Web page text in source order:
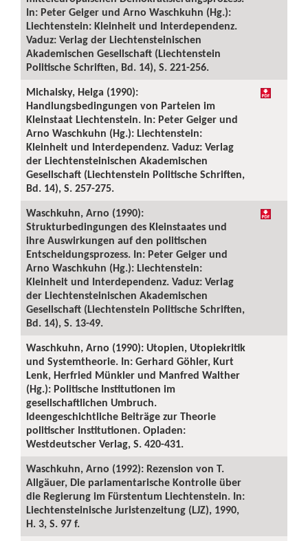
In: Peter Geiger und Arno Waschkuhn (Hg.):
Liechtenstein: Kleinheit und Interdependenz.
Vaduz: Verlag der Liechtensteinischen
Akademischen Gesellschaft (Liechtenstein
Politische Schriften, Bd. 14), S. 221-256.
Michalsky, Helga (1990):
Handlungsbedingungen von Parteien im
Kleinstaat Liechtenstein. In: Peter Geiger und
Arno Waschkuhn (Hg.): Liechtenstein:
Kleinheit und Interdependenz. Vaduz: Verlag
der Liechtensteinischen Akademischen
Gesellschaft (Liechtenstein Politische Schriften,
Bd. 14), S. 257-275.
Waschkuhn, Arno (1990):
Strukturbedingungen des Kleinstaates und
ihre Auswirkungen auf den politischen
Entscheidungsprozess. In: Peter Geiger und
Arno Waschkuhn (Hg.): Liechtenstein:
Kleinheit und Interdependenz. Vaduz: Verlag
der Liechtensteinischen Akademischen
Gesellschaft (Liechtenstein Politische Schriften,
Bd. 14), S. 13-49.
Waschkuhn, Arno (1990): Utopien, Utopiekritik
und Systemtheorie. In: Gerhard Göhler, Kurt
Lenk, Herfried Münkler und Manfred Walther
(Hg.): Politische Institutionen im
gesellschaftlichen Umbruch.
Ideengeschichtliche Beiträge zur Theorie
politischer Institutionen. Opladen:
Westdeutscher Verlag, S. 420-431.
Waschkuhn, Arno (1992): Rezension von T.
Allgäuer, Die parlamentarische Kontrolle über
die Regierung im Fürstentum Liechtenstein. In:
Liechtensteinische Juristenzeitung (LJZ), 1990,
H. 3, S. 97 f.